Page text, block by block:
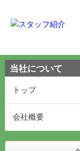
当社について
トップ
会社概要